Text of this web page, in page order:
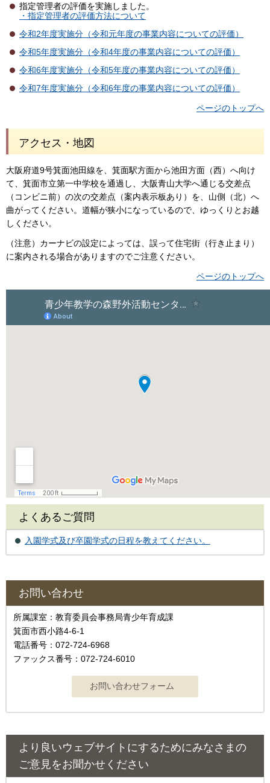
指定管理者の評価を実施しました。
・指定管理者の評価方法について
令和2年度実施分（令和元年度の事業内容についての評価）
令和5年度実施分（令和4年度の事業内容についての評価）
令和6年度実施分（令和5年度の事業内容についての評価）
令和7年度実施分（令和6年度の事業内容についての評価）
ページのトップへ
アクセス・地図
大阪府道9号箕面池田線を、箕面駅方面から池田方面（西）へ向け
て、箕面市立第一中学校を通過し、大阪青山大学へ通じる交差点
（コンビニ前）の次の交差点（案内表示板あり）を、山側（北）へ
曲がってください。道幅が狭小になっているので、ゆっくりとお越
しください。
（注意）カーナビの設定によっては、誤って住宅街（行き止まり）
に案内される場合がありますのでご注意ください。
ページのトップへ
よくあるご質問
入園学式及び卒園学式の日程を教えてください。
お問い合わせ
所属課室：教育委員会事務局青少年育成課
箕面市西小路4‐6‐1
電話番号：072-724-6968
ファックス番号：072-724-6010
より良いウェブサイトにするためにみなさまの
ご意見をお聞かせください